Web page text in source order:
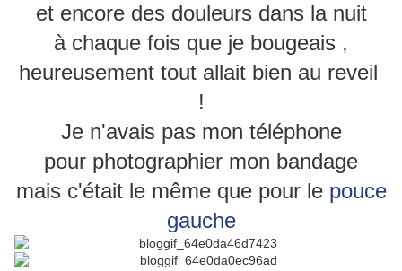
et encore des douleurs dans la nuit
à chaque fois que je bougeais ,
heureusement tout allait bien au reveil
!
Je n'avais pas mon téléphone
pour photographier mon bandage
mais c'était le même que pour le pouce
gauche